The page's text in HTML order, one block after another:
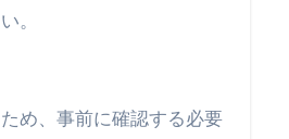
。
め、事前に確認する必要